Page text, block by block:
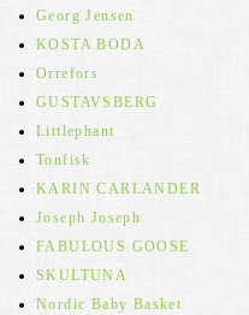
Georg Jensen
KOSTA BODA
Orrefors
GUSTAVSBERG
Littlephant
Tonfisk
KARIN CARLANDER
Joseph Joseph
FABULOUS GOOSE
SKULTUNA
Nordic Baby Basket